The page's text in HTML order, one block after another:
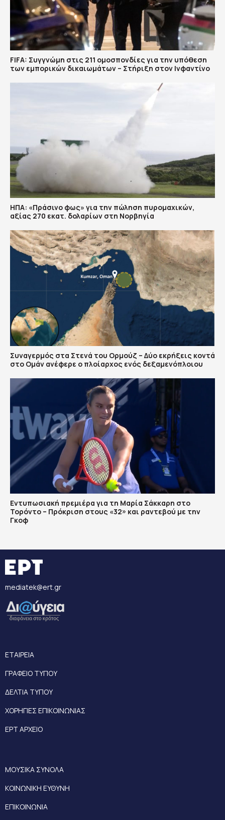
FIFA: Συγγνώμη στις 211 ομοσπονδίες για την υπόθεση
των εμπορικών δικαιωμάτων – Στήριξη στον Ινφαντίνο
ΗΠΑ: «Πράσινο φως» για την πώληση πυρομαχικών,
αξίας 270 εκατ. δολαρίων στη Νορβηγία
Συναγερμός στα Στενά του Ορμούζ – Δύο εκρήξεις κοντά
στο Ομάν ανέφερε ο πλοίαρχος ενός δεξαμενόπλοιου
Εντυπωσιακή πρεμιέρα για τη Μαρία Σάκκαρη στο
Τορόντο – Πρόκριση στους «32» και ραντεβού με την
Γκοφ
mediatek@ert.gr
ΕΤΑΙΡΕΙΑ
ΓΡΑΦΕΙΟ ΤΥΠΟΥ
ΔΕΛΤΙΑ ΤΥΠΟΥ
ΧΟΡΗΓΙΕΣ ΕΠΙΚΟΙΝΩΝΙΑΣ
ΕΡΤ ΑΡΧΕΙΟ
ΜΟΥΣΙΚΑ ΣΥΝΟΛΑ
ΚΟΙΝΩΝΙΚΗ ΕΥΘΥΝΗ
ΕΠΙΚΟΙΝΩΝΙΑ